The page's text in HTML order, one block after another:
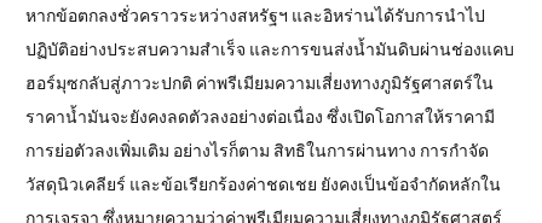
หากข้อตกลงชั่วคราวระหว่างสหรัฐฯ และอิหร่านได้รับการนำไป
ปฏิบัติอย่างประสบความสำเร็จ และการขนส่งน้ำมันดิบผ่านช่องแคบ
ฮอร์มุซกลับสู่ภาวะปกติ ค่าพรีเมียมความเสี่ยงทางภูมิรัฐศาสตร์ใน
ราคาน้ำมันจะยังคงลดตัวลงอย่างต่อเนื่อง ซึ่งเปิดโอกาสให้ราคามี
การย่อตัวลงเพิ่มเติม อย่างไรก็ตาม สิทธิในการผ่านทาง การกำจัด
วัสดุนิวเคลียร์ และข้อเรียกร้องค่าชดเชย ยังคงเป็นข้อจำกัดหลักใน
การเจรจา ซึ่งหมายความว่าค่าพรีเมียมความเสี่ยงทางภูมิรัฐศาสตร์